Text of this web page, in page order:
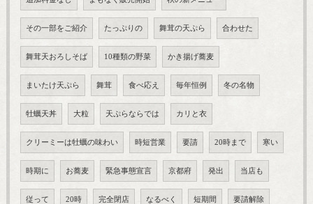
その一部をご紹介 たっぷりの 舞茸の天ぷら 合わせた
舞茸天おろしそば 10種類の野菜 かき揚げ蕎麦
まいたけ天ぷら 舞茸 食べ応え 毎年恒例 冬の名物
牡蠣天丼 大粒 天ぷらならでは カリと衣
クリーミーは牡蠣の味わい 時短営業 要請 20時まで 寒い
時期に お蕎麦 緊急事態宣言 京都府 発出 当店も
従って 20時 完全閉店 なるべく 短期間 要請解除